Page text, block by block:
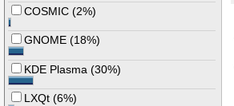
COSMIC (2%)
GNOME (18%)
KDE Plasma (30%)
LXQt (6%)